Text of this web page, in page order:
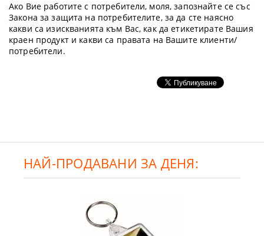
Ако Вие работите с потребители, моля, запознайте се със
Закона за защита на потребителите, за да сте наясно
какви са изискванията към Вас, как да етикетирате Вашия
краен продукт и какви са правата на Вашите клиенти/
потребители.
НАЙ-ПРОДАВАНИ ЗА ДЕНЯ: